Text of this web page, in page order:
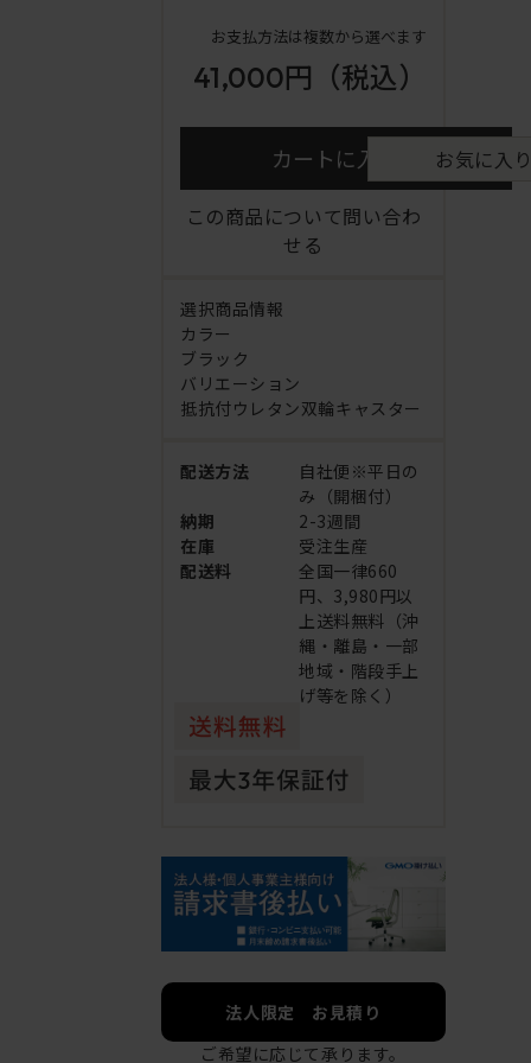
お支払方法は複数から選べます
41,000円 （税込）
カートに入れる お気に入
この商品について問い合わ
せる
選択商品情報
カラー
ブラック
バリエーション
抵抗付ウレタン双輪キャスター
配送方法
自社便※平日の
み（開梱付）
納期
2-3週間
在庫
受注生産
配送料
全国一律660
円、3,980円以
上送料無料（沖
縄・離島・一部
地域・階段手上
げ等を除く）
法人限定 お見積り
ご希望に応じて承ります。